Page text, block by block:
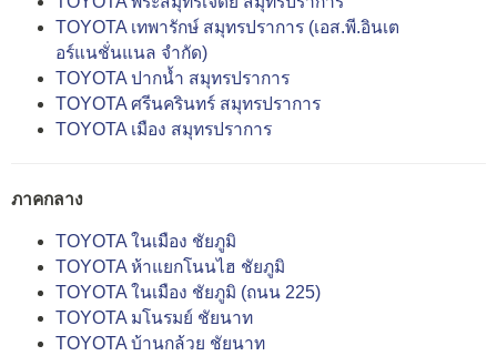
TOYOTA เทพารักษ์ สมุทรปราการ (เอส.พี.อินเต
อร์แนชั่นแนล จำกัด)
TOYOTA ปากน้ำ สมุทรปราการ
TOYOTA ศรีนครินทร์ สมุทรปราการ
TOYOTA เมือง สมุทรปราการ
ภาคกลาง
TOYOTA ในเมือง ชัยภูมิ
TOYOTA ห้าแยกโนนไฮ ชัยภูมิ
TOYOTA ในเมือง ชัยภูมิ (ถนน 225)
TOYOTA มโนรมย์ ชัยนาท
TOYOTA บ้านกล้วย ชัยนาท